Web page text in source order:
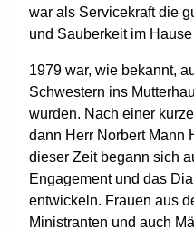
war als Servicekraft die
und Sauberkeit im
1979 war, wie bekannt,
Schwestern ins
wurden. Nach einer
dann Herr Norbert Mann
dieser Zeit begann sich
Engagement und das
entwickeln. Frauen aus
Ministranten und auch